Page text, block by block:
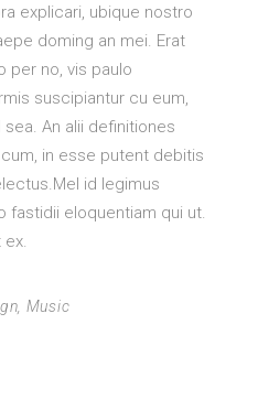
explicari, ubique nostro
doming an mei. Erat
per no, vis paulo
suscipiantur cu eum,
An alii definitiones
in esse putent debitis
id legimus
fastidii eloquentiam qui ut.
Music